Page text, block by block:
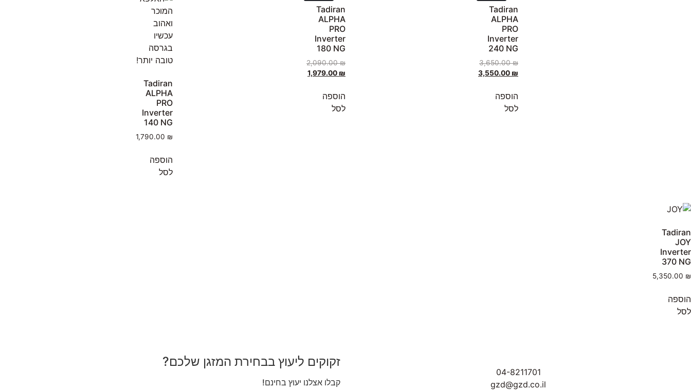
Tadiran
ALPHA
PRO
Inverter
240 NG
3,650.00₪
3,550.00 ₪
הוספה
לסל
Tadiran
ALPHA
PRO
Inverter
180 NG
2,090.00₪
1,979.00 ₪
הוספה
לסל
Tadiran
ALPHA
PRO
Inverter
140 NG
1,790.00 ₪
הוספה
לסל
Tadiran
JOY
Inverter
370 NG
5,350.00 ₪
הוספה
לסל
04-8211701
gzd@gzd.co.il
זקוקים ליעוץ בבחירת המזגן שלכם?
קבלו אצלנו יעוץ בחינם!